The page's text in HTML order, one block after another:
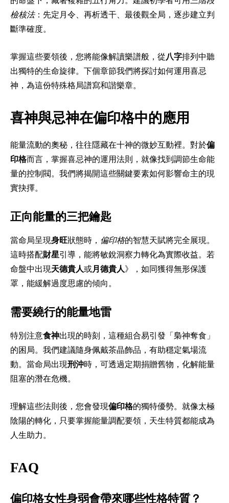
檢核法：先定月令、再析透干、最後觀全局，逐步建立判
斷準確度。
掌握這些要領後，您將能像解讀樂譜般，從八字排列中聽
出獨特的生命旋律。下個章節我們將探討如何運用喜忌
神，為這份特殊格局譜寫和諧樂章。
喜神與忌神在偏印格中的應用
能量流動的奧秘，往往隱藏在十神的微妙互動裡。對於偏
印格而言，掌握喜忌神的運用法則，就像找到調節生命能
量的控制閥。我們將揭開這些關鍵要素如何影響命主的現
實抉擇。
正向能量的三把鑰匙
當命局呈現身旺狀態時， 偏印格的智慧天賦將完全展現。
這時搭配財星引導，能將敏銳洞察力轉化為實際收益。若
命盤中出現天德貴人或月德貴人》，如同獲得無形保護
罩，能緩解過度思慮的傾向。
需要繞行的能量地雷
特別注意食神出現的時刻，這種組合易引發「梟神奪食」
的困局。我們建議隨身佩戴茶晶飾品，有助穩定氣場流
動。當命局出現刑沖時，可透過定期捐贈舊物，化解能量
阻塞的潛在危機。
理解這些法則後，您會發現偏印格的獨特優勢。就像太極
陰陽的轉化，只要掌握能量調配要領，天生特質都能成為
人生助力。
FAQ
偏印格女性身弱會帶來哪些性格特質？